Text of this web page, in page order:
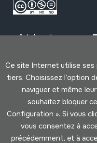
Conditions
Ce site Internet utilise ses
tiers. Choisissez l’option
naviguer et même
souhaitez bloquer
Configuration ». Si vous
vous consentez à
précédemment, et à